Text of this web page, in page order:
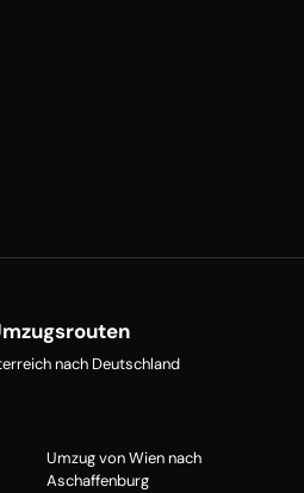
nach Deutschland
Umzug von Wien nach
Aschaffenburg